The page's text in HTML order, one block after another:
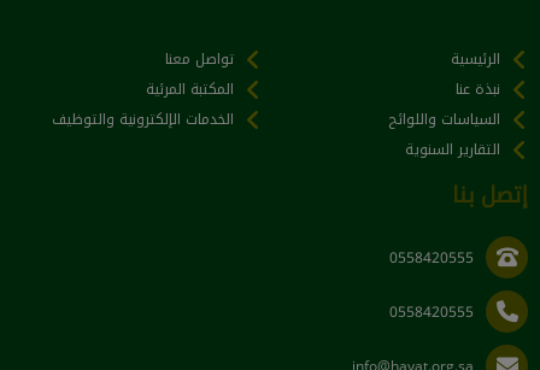
الرئيسية
نبذة عنا
السياسات واللوائح
التقارير السنوية
تواصل معنا
المكتبة المرئية
الخدمات الإلكترونية والتوظيف
إتصل بنا
0558420555
0558420555